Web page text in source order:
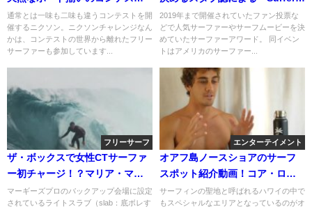
「The Weird」＠エフカイ
通常とは一味も二味も違うコンテストを開
催するニクソン。ニクソンチャレンジなん
かは、コンテストの世界から離れたフリー
サーファーも参加しています...
Of The Year」
2019年まで開催されていたファン投票な
どで人気サーファーやサーフムービーを決
めていたサーファーアワード。 同イベン
トはアメリカのサーファー...
フリーサーフ
ザ・ボックスで女性CTサーファ
ー初チャージ！？マリア・マニ
ュエルのバレル動画
マーギーズプロのバックアップ会場に設定
されているライトスラブ（slab：底ボレす
エンターテイメント
オアフ島ノースショアのサーフ
スポット紹介動画！コア・ロス
マンVlog
サーフィンの聖地と呼ばれるハワイの中で
もスペシャルなエリアとなっているのがオ